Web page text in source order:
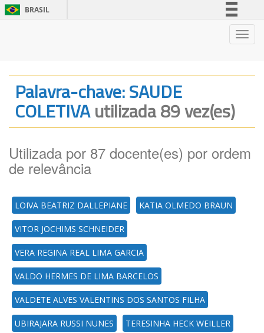
BRASIL
Legislação
Canais
Palavra-chave: SAUDE
COLETIVAutilizada 89 vez(es)
Utilizada por 87 docente(es) por ordem
de relevância
LOIVA BEATRIZ DALLEPIANE KATIA OLMEDO BRAUN
VITOR JOCHIMS SCHNEIDER
VERA REGINA REAL LIMA GARCIA
VALDO HERMES DE LIMA BARCELOS
VALDETE ALVES VALENTINS DOS SANTOS FILHA
UBIRAJARA RUSSI NUNES TERESINHA HECK WEILLER